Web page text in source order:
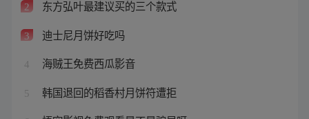
2 东方弘叶最建议买的三个款式
3 迪士尼月饼好吃吗
4 海贼王免费西瓜影音
5 韩国退回的稻香村月饼符遭拒